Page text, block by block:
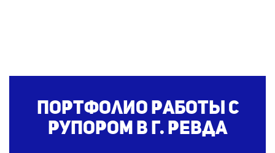
Портфолио работы с
рупоромв г. Ревда